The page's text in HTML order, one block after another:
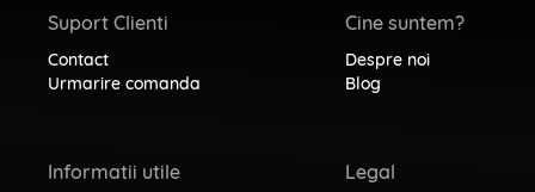
Suport Clienti
Contact
Urmarire comanda
Informatii utile
Cine suntem?
Despre noi
Blog
Legal